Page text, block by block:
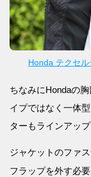
Honda テクセル
ちなみにHondaの
イプではなく一体
ターもラインアッ
ジャケットのファ
フラップを外す必要